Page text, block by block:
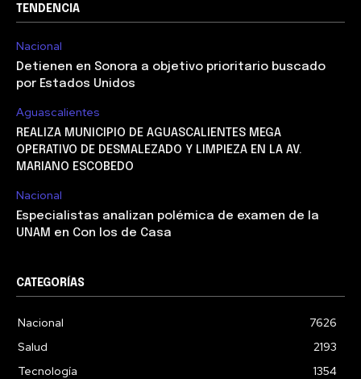
TENDENCIA
Nacional
Detienen en Sonora a objetivo prioritario buscado
por Estados Unidos
Aguascalientes
REALIZA MUNICIPIO DE AGUASCALIENTES MEGA
OPERATIVO DE DESMALEZADO Y LIMPIEZA EN LA AV.
MARIANO ESCOBEDO
Nacional
Especialistas analizan polémica de examen de la
UNAM en Con los de Casa
CATEGORÍAS
Nacional
7626
Salud
2193
Tecnología
1354